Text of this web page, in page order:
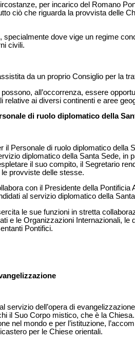
per incarico del Romano
ciò che riguarda la provvista delle
specialmente dove vige un regime
civili.
da un proprio Consiglio per la
all’occorrenza, essere
relative ai diversi continenti e aree
di ruolo diplomatico della
il Personale di ruolo diplomatico della
diplomatico della Santa Sede, in
il suo compito, il Segretario
provviste delle stesse.
con il Presidente della
al servizio diplomatico della
le sue funzioni in stretta
e le Organizzazioni Internazionali,
Pontifici.
servizio dell’opera di
il Suo Corpo mistico, che è la
nel mondo e per l’istituzione,
per le Chiese orientali.